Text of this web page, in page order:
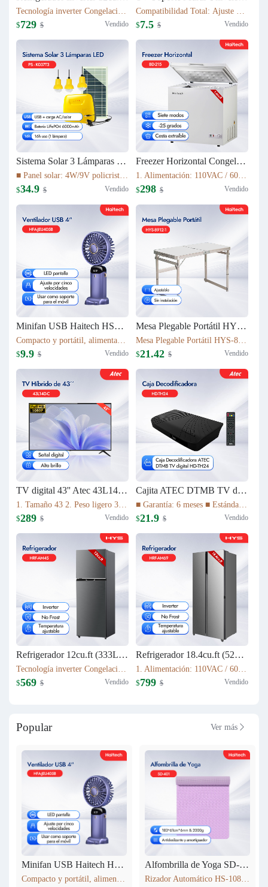
Tecnología inverter Congelación: 112L Refrigeración: 225L Dimensión: W79.5*D63*H180(cm) Peso neto/bruto: 79KG / 87KG
$729 $ Vendido
Compatibilidad Total: Ajuste perfecto para TVs 26" a 60" Robustez Industrial: Capacidad máxima 35kg con chasis de acero 1.1mm
$7.5 $ Vendido
Sistema Solar 3 Lámparas LED PS-K037T3
■ Panel solar: 4W/9V policristalino con cable de 5 m ■ Batería: 16Wh LiFePO4 (3.2V/6000mAh) ■ Fuente de luz: 3 bombillas LED de 1W ■ Cable de luz: cable de 5 m con interruptor de encendido/apagado ■ Tiempo de carga: 5–6 h bajo luz solar suficiente
$34.9 $ Vendido
Freezer Horizontal Congelador Nevera 7.6cu.ft (215L) BD-215C
1. Alimentación: 110VAC / 60Hz 2. Refrigerante: R600a 3. Color: Blanco Nieve 4. Condensador: Externo 5. Dimensiones: 895x590x850mm 6. Incluye Cesta Esmaltada
$298 $ Vendido
Minifan USB Haitech HSF-N15
Compacto y portátil, alimentación por USB. Rotación de 360° para ajustar la dirección del viento. Pantalla LED que muestra la velocidad. 5 niveles de velocidad ajustables. También funciona como soporte para móvil. 5 colores disponibles según inventario.
$9.9 $ Vendido
Mesa Plegable Portátil HYS-8912-1
Mesa Plegable Portátil HYS-8912-1 80*40*75cm & 4900g Ajustable Sin instalación
$21.42 $ Vendido
TV digital 43'' Atec 43L14D-C
1. Tamaño 43 2. Peso ligero 3. Relación de aspecto 16:9 4. Tiempo de respuesta (gris a gris) 8,5ms 5. La imagen de alta definición 1080P 6. Vida útil de la lámpara 30.000 HS 7. Sistema de TV ATV(NTSC)/DTV(DTMB) 8. Múltiples interfaces
$289 $ Vendido
Cajita ATEC DTMB TV digital HD-TH24
■ Garantía: 6 meses ■ Estándar DTMB ■ El rendimiento del sistema es más robusto. ■ Mayor capacidad de información. ■ Mejor rendimiento móvil. ■ El rendimiento de la cobertura de transmisión es mejor.
$21.9 $ Vendido
Refrigerador 12cu.ft (333L) Inverter HRF-AM45
$569 $ Vendido
Refrigerador 18.4cu.ft (521L) Inverter HRF-AM69
1. Alimentación: 110VAC / 60Hz 2. Sistema Libre de Escarcha (No Frost) 3. Tecnología inverter 4. Refrigerante Ecológico (R600a) 5. Flujo de Aire Tridimensional Indirecto (360°) con Temperatura Estable 6. Luz LED Interior de Bajo Consumo
$799 $ Vendido
Popular Ver más 
Minifan USB Haitech HSF-N15 Alfombrilla de Yoga SD-401
Rizador Automático HS-108 183*61cm*6mm & 2000g Antideslizante y amortiguador